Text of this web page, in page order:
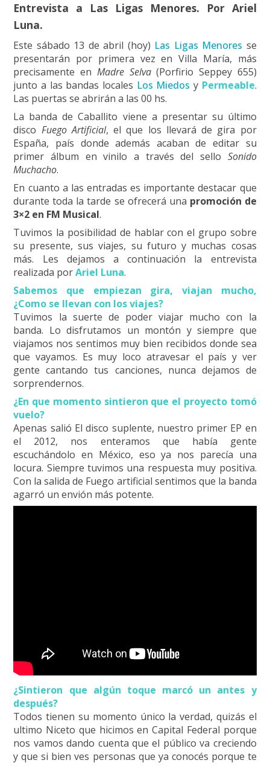
Entrevista a Las Ligas Menores. Por Ariel
Luna.
Este sábado 13 de abril (hoy) Las Ligas Menores se
presentarán por primera vez en Villa María, más
precisamente en Madre Selva(Porfirio Seppey 655)
junto a las bandas locales Los Miedos yPermeable.
Las puertas se abrirán a las 00 hs.
La banda de Caballito viene a presentar su último
disco Fuego Artificial, el que los llevará de gira por
España, país donde además acaban de editar su
primer álbum en vinilo a través del sello Sonido
Muchacho.
En cuanto a las entradas es importante destacar que
durante toda la tarde se ofrecerá una promoción de
3×2 en FM Musical.
Tuvimos la posibilidad de hablar con el grupo sobre
su presente, sus viajes, su futuro y muchas cosas
más. Les dejamos a continuación la entrevista
realizada porAriel Luna.
Sabemos que empiezan gira, viajan mucho,
¿Como se llevan con los viajes?
Tuvimos la suerte de poder viajar mucho con la
banda. Lo disfrutamos un montón y siempre que
viajamos nos sentimos muy bien recibidos donde sea
que vayamos. Es muy loco atravesar el país y ver
gente cantando tus canciones, nunca dejamos de
sorprendernos.
¿En que momento sintieron que el proyecto tomó
vuelo?
Apenas salió El disco suplente, nuestro primer EP en
el 2012, nos enteramos que había gente
escuchándolo en México, eso ya nos parecía una
locura. Siempre tuvimos una respuesta muy positiva.
Con la salida de Fuego artificial sentimos que la banda
agarró un envión más potente.
¿Sintieron que algún toque marcó un antes y
después?
Todos tienen su momento único la verdad, quizás el
ultimo Niceto que hicimos en Capital Federal porque
nos vamos dando cuenta que el público va creciendo
y que si bien ves personas que ya conocés porque te